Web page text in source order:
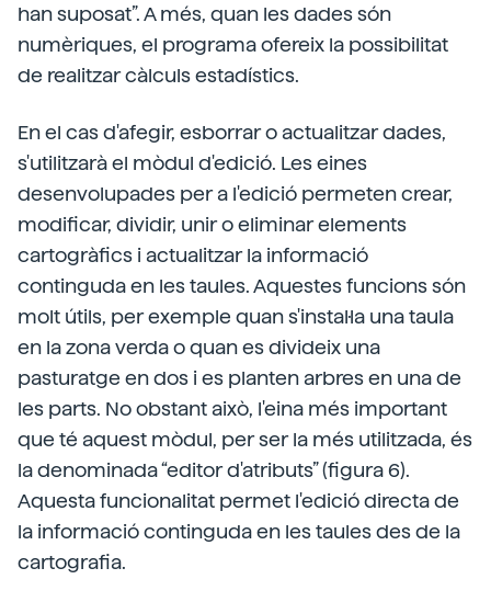
han suposat”. A més, quan les dades són
numèriques, el programa ofereix la possibilitat
de realitzar càlculs estadístics.
En el cas d'afegir, esborrar o actualitzar dades,
s'utilitzarà el mòdul d'edició. Les eines
desenvolupades per a l'edició permeten crear,
modificar, dividir, unir o eliminar elements
cartogràfics i actualitzar la informació
continguda en les taules. Aquestes funcions són
molt útils, per exemple quan s'instal·la una taula
en la zona verda o quan es divideix una
pasturatge en dos i es planten arbres en una de
les parts. No obstant això, l'eina més important
que té aquest mòdul, per ser la més utilitzada, és
la denominada “editor d'atributs” (figura 6).
Aquesta funcionalitat permet l'edició directa de
la informació continguda en les taules des de la
cartografia.